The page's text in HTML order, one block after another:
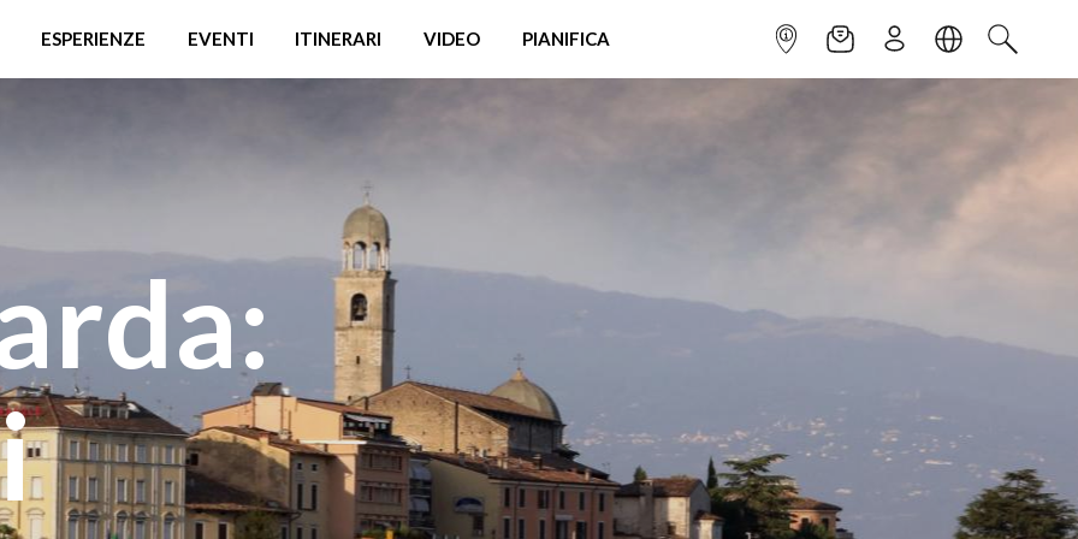
ESPERIENZE EVENTI ITINERARI VIDEO PIANIFICA INFOPOINTNEWSLETTER
ISCRIVITILINGUACERCA